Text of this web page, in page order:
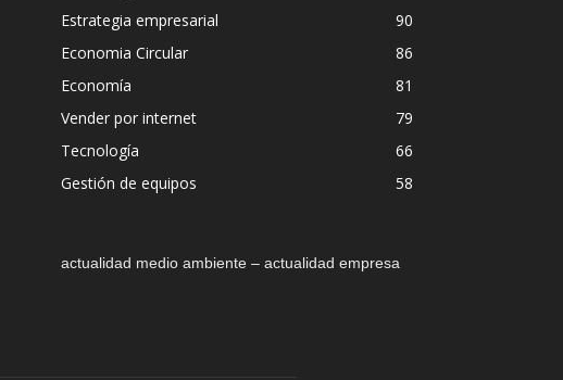
Estrategia empresarial
90
Economia Circular
86
Economía
81
Vender por internet
79
Tecnología
66
Gestión de equipos
58
actualidad medio ambiente – actualidad empresa